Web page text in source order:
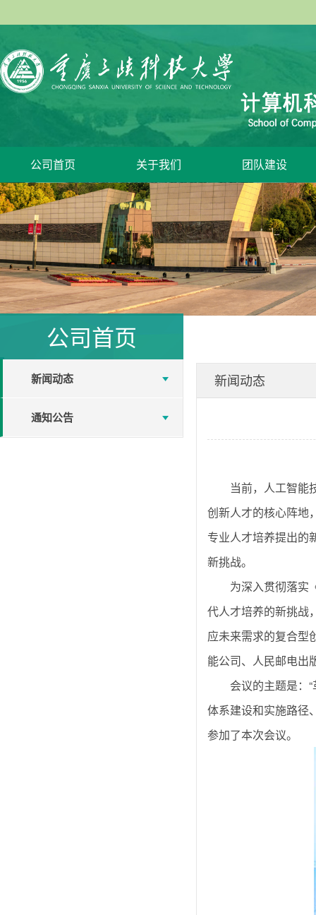
公司首页 关于我们 团队建设
公司首页
新闻动态
通知公告
新闻动态
当前，人工智能
创新人才的核心阵地
专业人才培养提出的
新挑战。
为深入贯彻落实
代人才培养的新挑战
应未来需求的复合型
能公司、人民邮电出
会议的主题是：
体系建设和实施路径
参加了本次会议。